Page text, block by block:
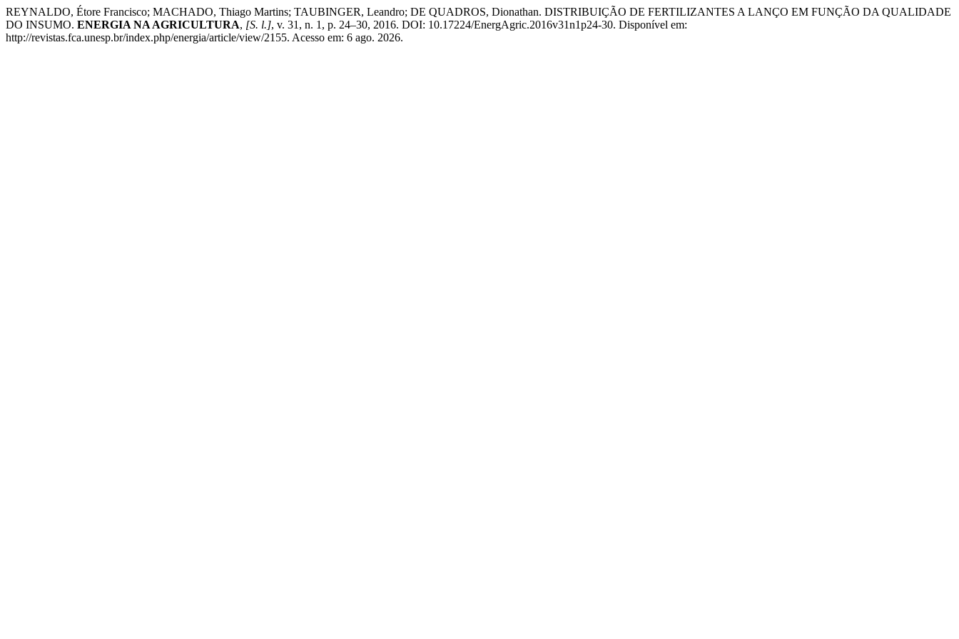
REYNALDO, Étore Francisco; MACHADO, Thiago Martins; TAUBINGER, Leandro; DE QUADROS, Dionathan. DISTRIBUIÇÃO DE FERTILIZANTES A LANÇO EM FUNÇÃO DA QUALIDADE
DO INSUMO. ENERGIA NA AGRICULTURA, [S. l.], v. 31, n. 1, p. 24–30, 2016. DOI: 10.17224/EnergAgric.2016v31n1p24-30. Disponível em:
http://revistas.fca.unesp.br/index.php/energia/article/view/2155. Acesso em: 6 ago. 2026.